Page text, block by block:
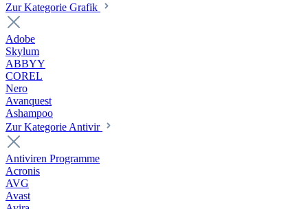
Zur Kategorie Grafik
Adobe
Skylum
ABBYY
COREL
Nero
Avanquest
Ashampoo
Zur Kategorie Antivir
Antiviren Programme
Acronis
AVG
Avast